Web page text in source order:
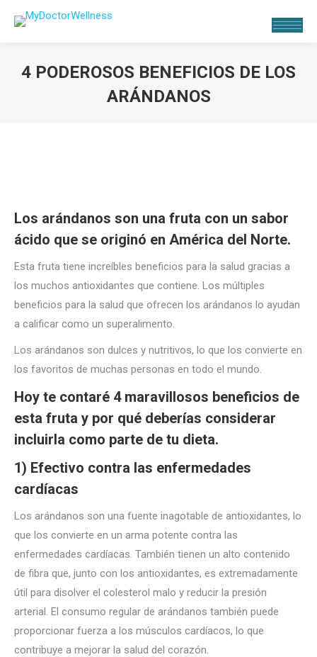
4 PODEROSOS BENEFICIOS DE LOS
ARÁNDANOS
Los arándanos son una fruta con un sabor
ácido que se originó en América del Norte.
Esta fruta tiene increíbles beneficios para la salud gracias a
los muchos antioxidantes que contiene. Los múltiples
beneficios para la salud que ofrecen los arándanos lo ayudan
a calificar como un superalimento.
Los arándanos son dulces y nutritivos, lo que los convierte en
los favoritos de muchas personas en todo el mundo.
Hoy te contaré 4 maravillosos beneficios de
esta fruta y por qué deberías considerar
incluirla como parte de tu dieta.
1) Efectivo contra las enfermedades
cardíacas
Los arándanos son una fuente inagotable de antioxidantes, lo
que los convierte en un arma potente contra las
enfermedades cardíacas. También tienen un alto contenido
de fibra que, junto con los antioxidantes, es extremadamente
útil para disolver el colesterol malo y reducir la presión
arterial. El consumo regular de arándanos también puede
proporcionar fuerza a los músculos cardíacos, lo que
contribuye a mejorar la salud del corazón.